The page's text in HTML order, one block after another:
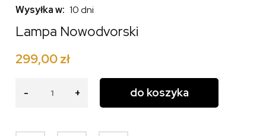
Wysyłka w: 10 dni
Lampa Nowodvorski
299,00 zł
- + do koszyka